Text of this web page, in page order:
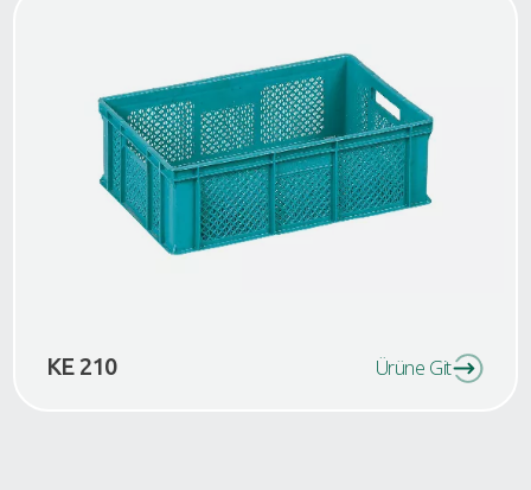
KE 210 Ürüne Git